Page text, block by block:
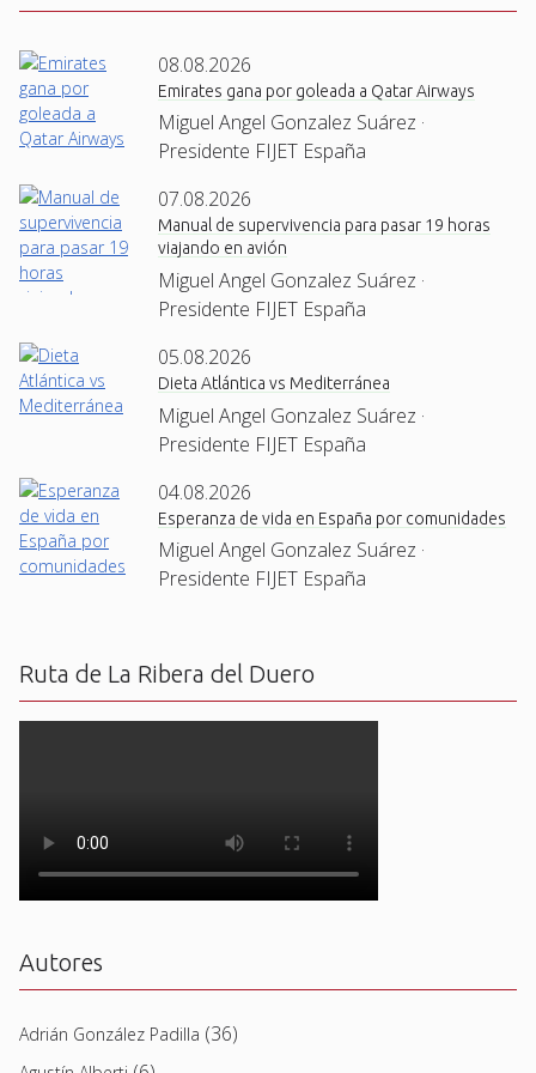
08.08.2026
Emirates gana por goleada a Qatar Airways
Miguel Angel Gonzalez Suárez ·
Presidente FIJET España
07.08.2026
Manual de supervivencia para pasar 19 horas
viajando en avión
Miguel Angel Gonzalez Suárez ·
Presidente FIJET España
05.08.2026
Dieta Atlántica vs Mediterránea
Miguel Angel Gonzalez Suárez ·
Presidente FIJET España
04.08.2026
Esperanza de vida en España por comunidades
Miguel Angel Gonzalez Suárez ·
Presidente FIJET España
Ruta de La Ribera del Duero
Autores
Adrián González Padilla (36)